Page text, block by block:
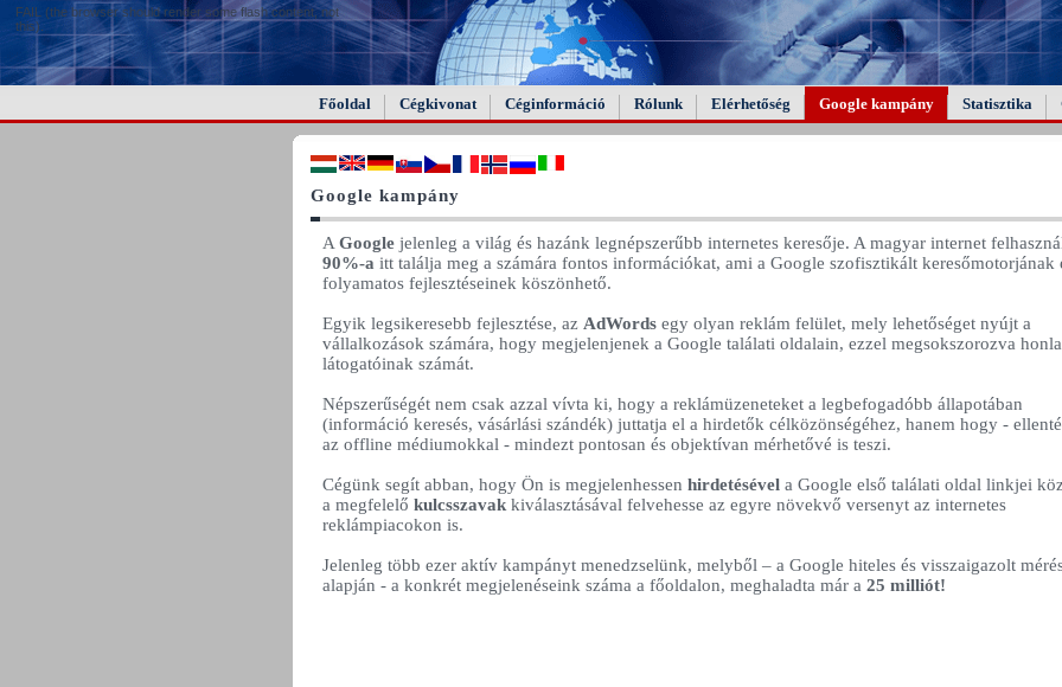
FAIL (the browser should render some flash content, not
this).
Főoldal Cégkivonat Céginformáció Rólunk Elérhetőség Google kampány Statisztika
Google kampány
A Google jelenleg a világ és hazánk legnépszerűbb internetes keresője. A magyar internet
90%-a itt találja meg a számára fontos információkat, ami a Google szofisztikált keresőmotorjának
folyamatos fejlesztéseinek köszönhető.
Egyik legsikeresebb fejlesztése, az AdWords egy olyan reklám felület, mely lehetőséget nyújt a
vállalkozások számára, hogy megjelenjenek a Google találati oldalain, ezzel megsokszorozva
látogatóinak számát.
Népszerűségét nem csak azzal vívta ki, hogy a reklámüzeneteket a legbefogadóbb állapotában
(információ keresés, vásárlási szándék) juttatja el a hirdetők célközönségéhez, hanem hogy -
az offline médiumokkal - mindezt pontosan és objektívan mérhetővé is teszi.
Cégünk segít abban, hogy Ön is megjelenhessen hirdetésével a Google első találati oldal linkjei
a megfelelő kulcsszavak kiválasztásával felvehesse az egyre növekvő versenyt az internetes
reklámpiacokon is.
Jelenleg több ezer aktív kampányt menedzselünk, melyből – a Google hiteles és visszaigazolt
alapján - a konkrét megjelenéseink száma a főoldalon, meghaladta már a 25 milliót!